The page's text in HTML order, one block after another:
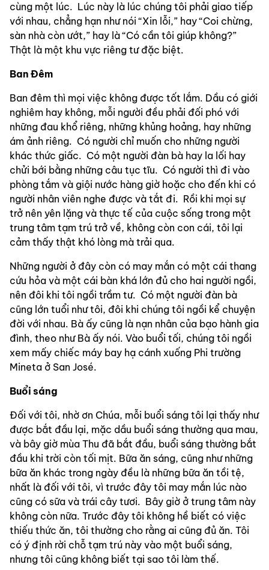
cùng một lúc.  Lúc này là lúc chúng tôi phải giao tiếp
với nhau, chẳng hạn như nói “Xin lỗi,” hay “Coi chừng,
sàn nhà còn ướt,” hay là “Có cần tôi giúp không?”
Thật là một khu vực riêng tư đặc biệt.
Ban Đêm
Ban đêm thì mọi việc không được tốt lắm. Dầu có giới
nghiêm hay không, mỗi người đều phải đối phó với
những đau khổ riêng, những khủng hoảng, hay những
ám ảnh riêng.  Có người chỉ muốn cho những người
khác thức giấc.  Có một người đàn bà hay la lối hay
chửi bới bằng những câu tục tĩu.  Có người thì đi vào
phòng tắm và giội nước hàng giờ hoặc cho đến khi có
người nhân viên nghe được và tắt đi.  Rồi khi mọi sự
trở nên yên lặng và thực tế của cuộc sống trong một
trung tâm tạm trú trở về, không còn con cái, tôi lại
cảm thấy thật khó lòng mà trải qua.
Những người ở đây còn có may mắn có một cái thang
cứu hỏa và một cái bàn khá lớn đủ cho hai người ngồi,
nên đôi khi tôi ngồi trầm tư.  Có một người đàn bà
cũng lớn tuổi như tôi, đôi khi chúng tôi ngồi kể chuyện
đời với nhau. Bà ấy cũng là nạn nhân của bạo hành gia
đình, theo như Bà ấy nói. Vào buổi tối, chúng tôi ngồi
xem mấy chiếc máy bay hạ cánh xuống Phi trường
Mineta ở San José.
Buổi sáng
Đối với tôi, nhờ ơn Chúa, mỗi buổi sáng tôi lại thấy như
được bắt đầu lại, mặc dầu buổi sáng thường qua mau,
và bây giờ mùa Thu đã bắt đầu, buổi sáng thường bắt
đầu khi trời còn tối mịt. Bữa ăn sáng, cũng như những
bữa ăn khác trong ngày đều là những bữa ăn tồi tệ,
nhất là đối với tôi, vì trước đây tôi may mắn lúc nào
cũng có sữa và trái cây tươi.  Bây giờ ở trung tâm này
không còn nữa. Trước đây tôi không hề biết có việc
thiếu thức ăn, tôi thường cho rằng ai cũng đủ ăn. Tôi
có ý định rời chỗ tạm trú này vào một buổi sáng,
nhưng tôi cũng không biết tại sao tôi làm thế.